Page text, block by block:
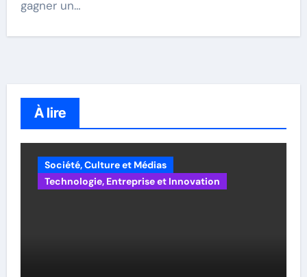
gagner un…
À lire
Société, Culture et Médias
Technologie, Entreprise et Innovation